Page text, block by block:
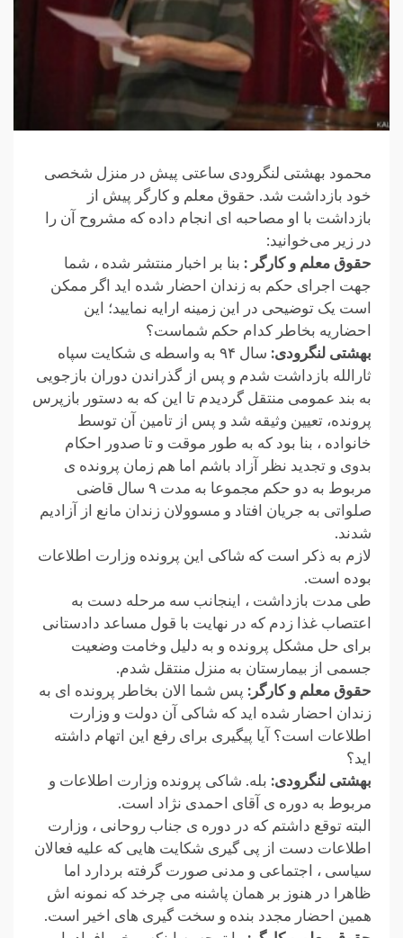
محمود بهشتی لنگرودی ساعتی پیش در منزل شخصی
خود بازداشت شد. حقوق معلم و کارگر پیش از
بازداشت با او مصاحبه ای انجام داده که مشروح آن را
در زیر می‌خوانید:
حقوق معلم و کارگر : بنا بر اخبار منتشر شده ، شما
جهت اجرای حکم به زندان احضار شده اید اگر ممکن
است یک توضیحی در این زمینه ارایه نمایید؛ این
احضاریه بخاطر کدام حکم شماست؟
بهشتی لنگرودی:
سال ۹۴ به واسطه ی شکایت سپاه
ثارالله بازداشت شدم و پس از گذراندن دوران بازجویی
به بند عمومی منتقل گردیدم تا این که به دستور بازپرس
پرونده‌، تعیین وثیقه شد و پس از تامین آن توسط
خانواده ، بنا بود که به طور موقت و تا صدور احکام
بدوی و تجدید نظر آزاد باشم اما هم زمان پرونده ی
مربوط به دو حکم مجموعا به مدت ۹ سال قاضی
صلواتی به جریان افتاد و مسوولان زندان مانع از آزادیم
شدند.
لازم به ذکر است که شاکی این پرونده وزارت اطلاعات
بوده است.
طی مدت بازداشت ، اینجانب سه مرحله دست به
اعتصاب غذا زدم که در نهایت با قول مساعد دادستانی
برای حل مشکل پرونده و به دلیل وخامت وضعیت
جسمی از بیمارستان به منزل منتقل شدم.
حقوق معلم و کارگر: پس شما الان بخاطر پرونده ای به
زندان احضار شده اید که شاکی آن دولت و وزارت
اطلاعات است؟ آیا پیگیری برای رفع این اتهام داشته
اید؟
بهشتی لنگرودی: بله. شاکی پرونده وزارت اطلاعات و
مربوط به دوره ی آقای احمدی نژاد است.
البته توقع داشتم که در دوره ی جناب روحانی ، وزارت
اطلاعات دست از پی گیری شکایت هایی که علیه فعالان
سیاسی ، اجتماعی و مدنی صورت گرفته بردارد اما
ظاهرا در هنوز بر همان پاشنه می چرخد که نمونه اش
همین احضار مجدد بنده و سخت گیری های اخیر است.